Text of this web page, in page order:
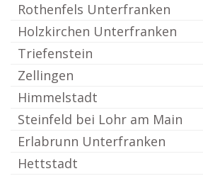
Rothenfels Unterfranken
Holzkirchen Unterfranken
Triefenstein
Zellingen
Himmelstadt
Steinfeld bei Lohr am Main
Erlabrunn Unterfranken
Hettstadt